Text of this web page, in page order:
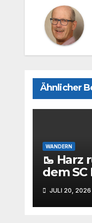
Ähnlicher
WANDERN
🥾 Harz
dem
JULI 20, 2026